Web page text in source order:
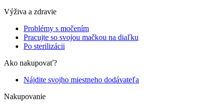
Výživa a zdravie
Problémy s močením
Pracujte so svojou mačkou na diaľku
Po sterilizácii
Ako nakupovať?
Nájdite svojho miestneho dodávateľa
Nakupovanie